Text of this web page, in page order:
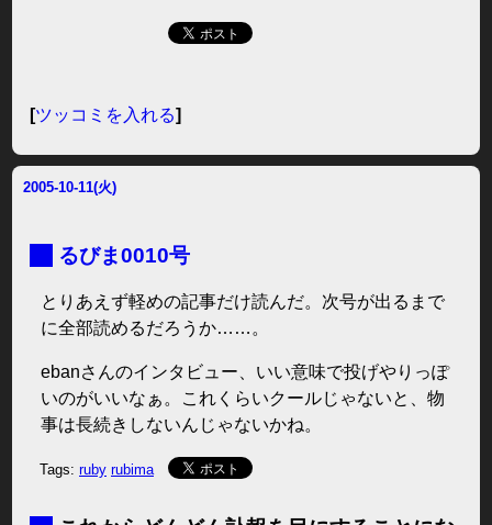
[ツッコミを入れる]
2005-10-11(火)
るびま0010号
とりあえず軽めの記事だけ読んだ。次号が出るまで
に全部読めるだろうか……。
ebanさんのインタビュー、いい意味で投げやりっぽ
いのがいいなぁ。これくらいクールじゃないと、物
事は長続きしないんじゃないかね。
Tags: ruby rubima